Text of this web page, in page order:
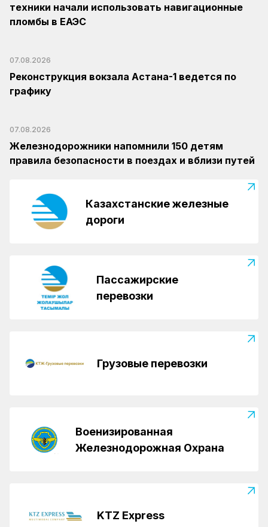
техники начали использовать навигационные
пломбы в ЕАЭС
07.08.2026
Реконструкция вокзала Астана-1 ведется по
графику
07.08.2026
Железнодорожники напомнили 150 детям
правила безопасности в поездах и вблизи путей
Казахстанские железные
дороги
Пассажирские
перевозки
Грузовые перевозки
Военизированная
Железнодорожная Охрана
KTZ Express